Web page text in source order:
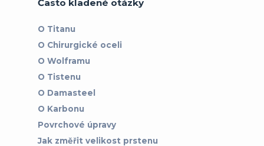
Často kladené otázky
O Titanu
O Chirurgické oceli
O Wolframu
O Tistenu
O Damasteel
O Karbonu
Povrchové úpravy
Jak změřit velikost prstenu